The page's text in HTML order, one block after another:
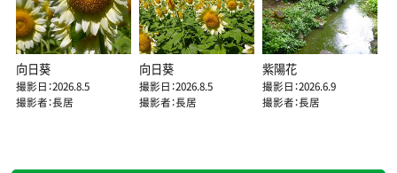
向日葵
撮影日：2026.8.5
撮影者：長居
向日葵
撮影日：2026.8.5
撮影者：長居
紫陽花
撮影日：2026.6.9
撮影者：長居